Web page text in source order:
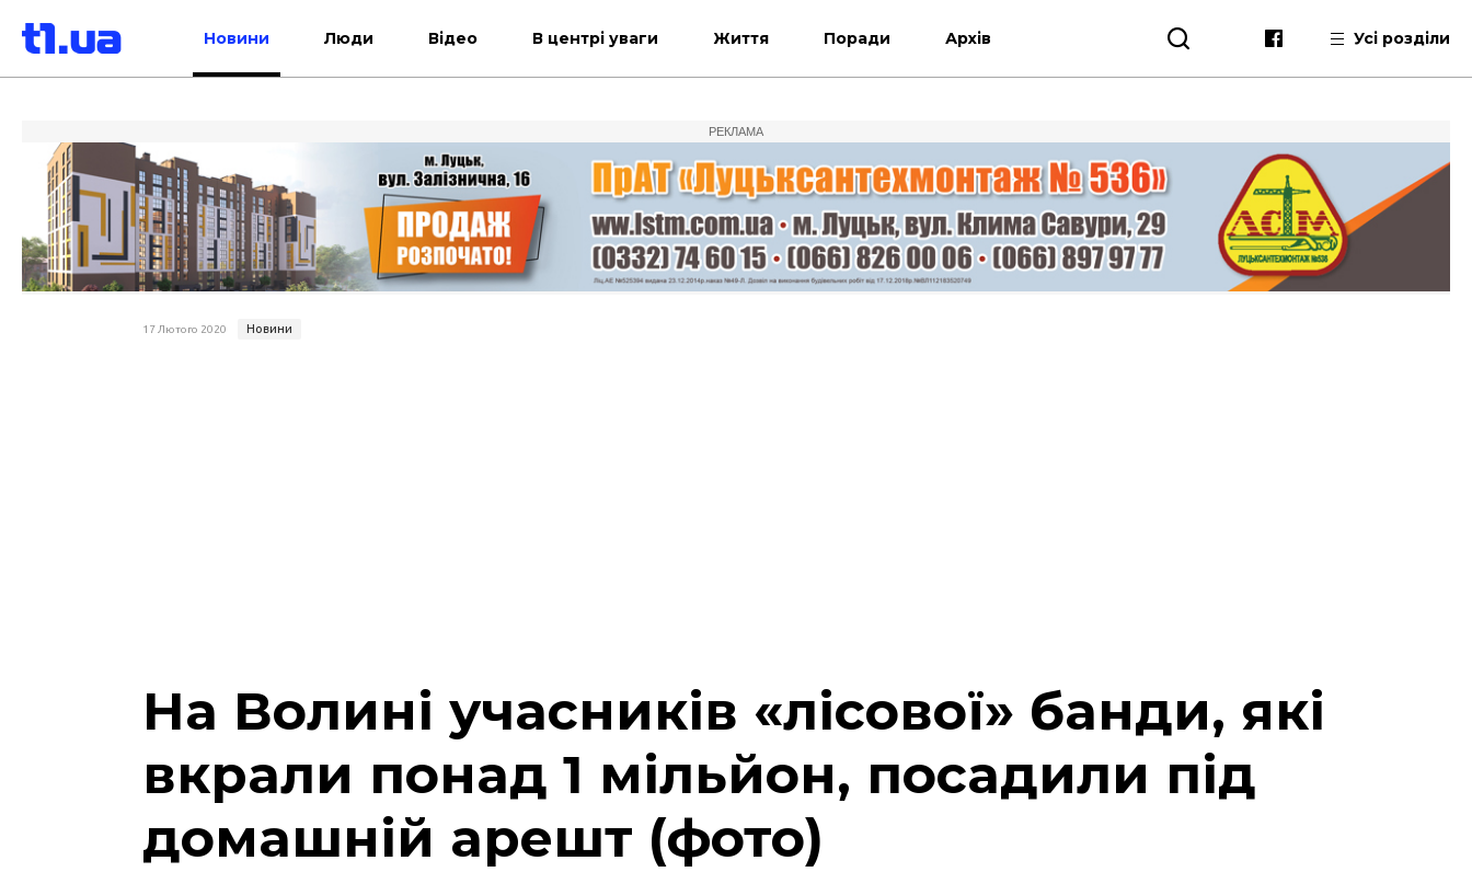
Новини Люди Відео В центрі уваги Життя Поради Архів Усі розділи
РЕКЛАМА
17 Лютого 2020 Новини
На Волині учасників «лісової» банди, які
вкрали понад 1 мільйон, посадили під
домашній арешт (фото)